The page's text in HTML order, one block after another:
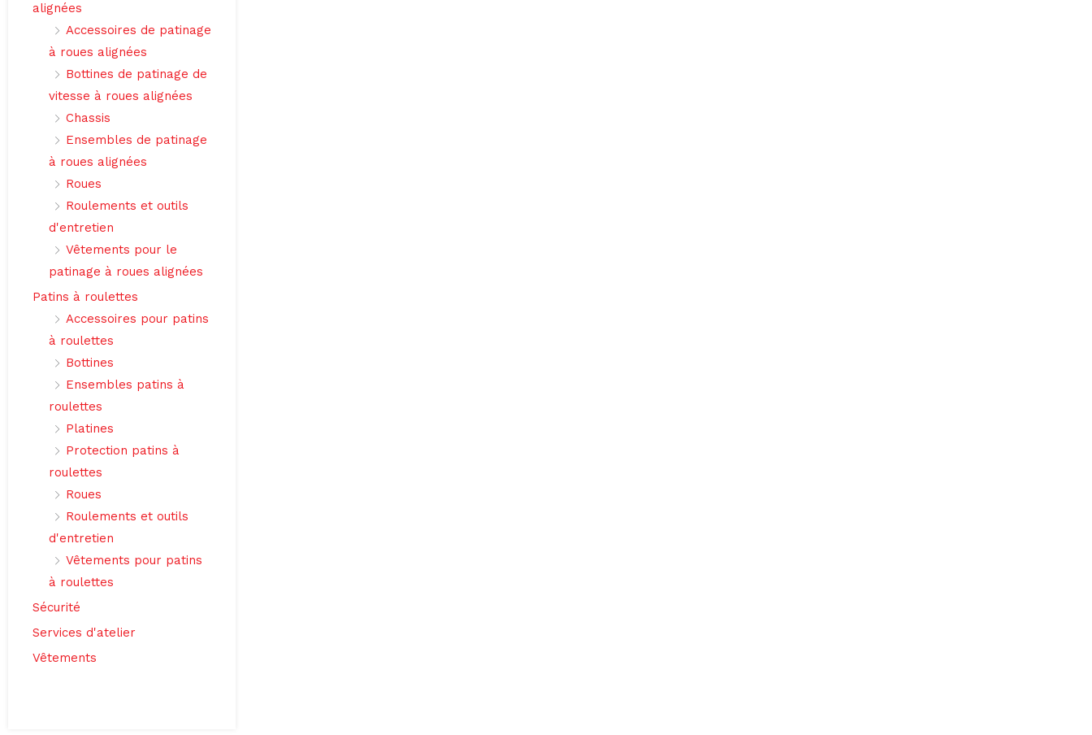
alignées
Accessoires de patinage
à roues alignées
Bottines de patinage de
vitesse à roues alignées
Chassis
Ensembles de patinage
à roues alignées
Roues
Roulements et outils
d'entretien
Vêtements pour le
patinage à roues alignées
Patins à roulettes
Accessoires pour patins
à roulettes
Bottines
Ensembles patins à
roulettes
Platines
Protection patins à
roulettes
Roues
Roulements et outils
d'entretien
Vêtements pour patins
à roulettes
Sécurité
Services d'atelier
Vêtements